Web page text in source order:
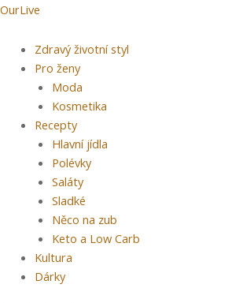
Přeskočit
obsah
OurLive
Menu
Zdravý životní styl
Pro ženy
Moda
Kosmetika
Recepty
Hlavní jídla
Polévky
Saláty
Sladké
Něco na zub
Keto a Low Carb
Kultura
Dárky